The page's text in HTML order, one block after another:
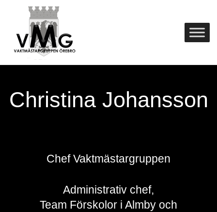
content
Christina Johansson
Chef Vaktmästargruppen
Administrativ chef,
Team Förskolor i Almby och